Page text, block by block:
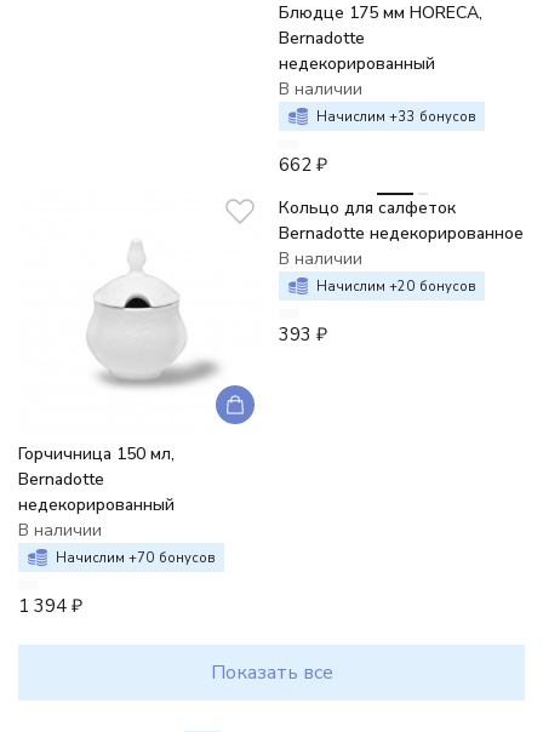
Блюдце 175 мм HORECA,
Bernadotte
недекорированный
В наличии
Начислим +33 бонусов
662 ₽
Горчичница 150 мл,
Bernadotte
недекорированный
В наличии
Начислим +70 бонусов
1 394 ₽
Кольцо для салфеток
Bernadotte недекорированное
В наличии
Начислим +20 бонусов
393 ₽
Показать все